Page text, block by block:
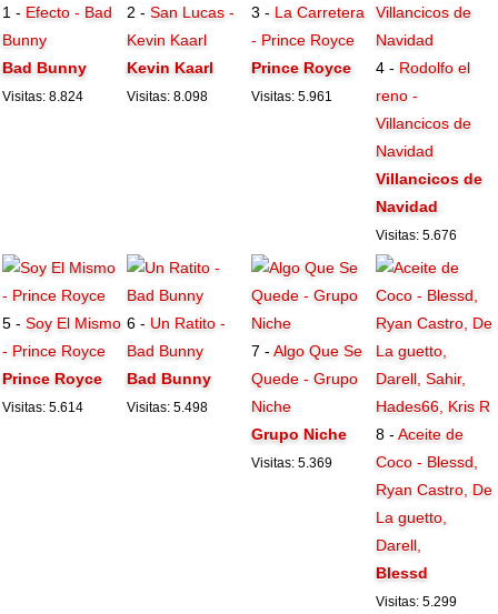
1 - Efecto - Bad
Bunny
Bad Bunny
Visitas: 8.824
2 -San Lucas -
Kevin Kaarl
Kevin Kaarl
Visitas: 8.098
3 - La Carretera
- Prince Royce
Prince Royce
Visitas: 5.961
4 - Rodolfo el
reno -
Villancicos de
Navidad
Villancicos de
Navidad
Visitas: 5.676
5 -Soy El Mismo
- Prince Royce
Prince Royce
Visitas: 5.614
6 - Un Ratito -
Bad Bunny
Bad Bunny
Visitas: 5.498
7 -Algo Que Se
Quede - Grupo
Niche
Grupo Niche
Visitas: 5.369
8 -Aceite de
Coco - Blessd,
Ryan Castro, De
La guetto,
Darell,
Blessd
Visitas: 5.299